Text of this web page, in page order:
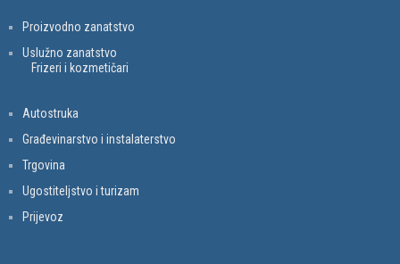
Proizvodno zanatstvo
Uslužno zanatstvo
Frizeri i kozmetičari
Autostruka
Građevinarstvo i instalaterstvo
Trgovina
Ugostiteljstvo i turizam
Prijevoz